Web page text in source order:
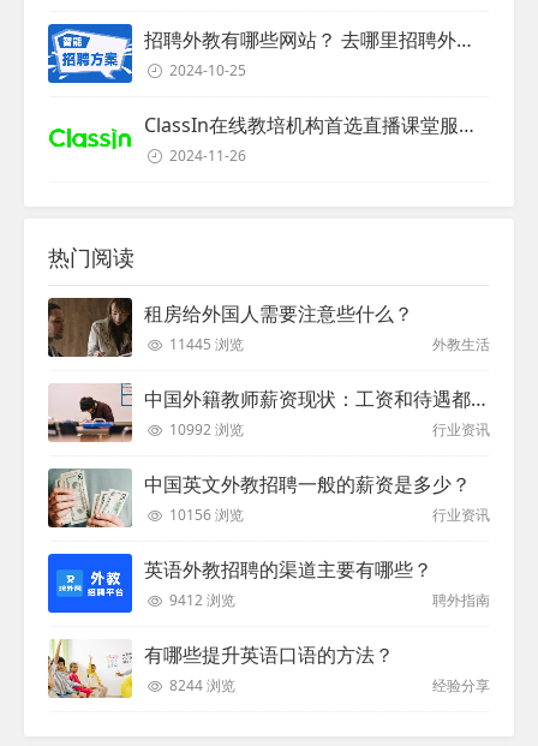
招聘外教有哪些网站？ 去哪里招聘外教？
2024-10-25
ClassIn在线教培机构首选直播课堂服务商
2024-11-26
热门阅读
租房给外国人需要注意些什么？
11445 浏览 外教生活
中国外籍教师薪资现状：工资和待遇都非常高
10992 浏览 行业资讯
中国英文外教招聘一般的薪资是多少？
10156 浏览 行业资讯
英语外教招聘的渠道主要有哪些？
9412 浏览 聘外指南
有哪些提升英语口语的方法？
8244 浏览 经验分享